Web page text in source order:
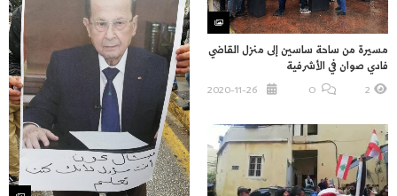
مسيرة من ساحة ساسين إلى منزل القاضي
فادي صوان في الأشرفية
2
O